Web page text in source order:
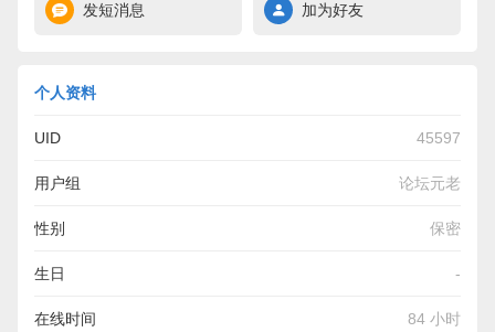
发短消息 加为好友
个人资料
UID 45597
用户组 论坛元老
性别 保密
生日 -
在线时间 84 小时